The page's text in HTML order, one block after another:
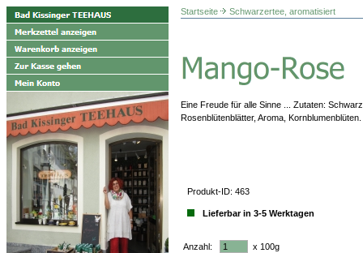
Startseite Schwarzertee, aromatisiert
Eine Freude für alle Sinne ... Zutaten:
Rosenblütenblätter, Aroma, Kornblumenblüten.
Produkt-ID: 463
Lieferbar in 3-5 Werktagen
Anzahl: x 100g